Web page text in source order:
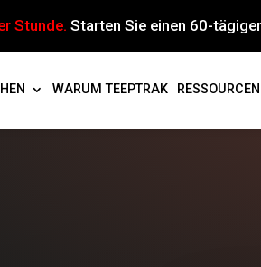
Stunde. Starten Sie einen 60-
WARUM TEEPTRAK RESSOURCEN